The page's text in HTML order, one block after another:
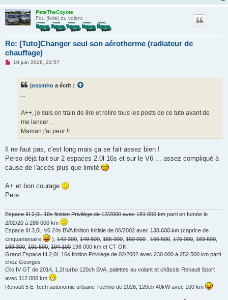
PeteTheCoyote
Fou (folle) du volant
Re: [Tuto]Changer seul son aérotherme (radiateur de
chauffage)
M
10 juin 2026, 22:57
jossmho a écrit :
A++, je suis en train de lire et relire tous les posts de ce tuto avant de
me lancer ..
Maman j'ai peur !!
Il ne faut pas, c'est long mais ça se fait assez bien !
Perso déjà fait sur 2 espaces 2.0l 16s et sur le V6 ... assez compliqué à
cause de l'accès plus que limité
A+ et bon courage
Pete
Espace III 2,0L 16s finition Privilège de 12/2000 avec 181 000 km parti en fumée le
2/02/20 à 288 000 km
Espace III 3,0L V6 24s BVA finition Initiale de 06/2002 avec 138 600 km (caprice de
cinquantenaire
), 142 300 149 500 155 000 160 000 166 500 175 000 183 600
189 300 191 500 194 100 198 000 km et CT OK,
Grand Espace III 2,0L 16s finition Privilège de 02/2002 avec 230 000 à 252 500 km parti
chez Georges
Clio IV GT de 2014, 1,2l turbo 120ch BVA, palettes au volant et châssis Renault Sport
avec 112 000 km
Renault 5 E-Tech autonomie urbaine Techno de 2026, 120ch 40kW avec 100 km